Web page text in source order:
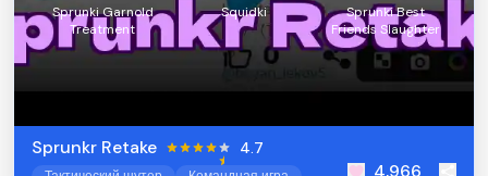
Sprunki Garnold
Treatment
Squidki
Sprunki Best
Friends Slaughter
Sprunkr Retake 4.7
4,966